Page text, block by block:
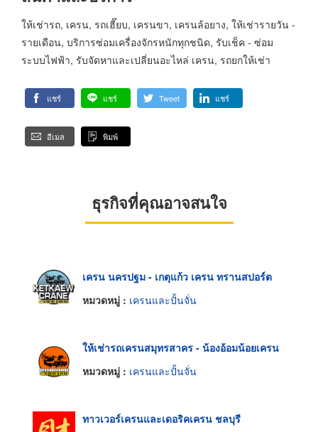
ให้เช่ารถ, เครน, รถเฮี๊ยบ, เครนขา, เครนล้อยาง, ให้เช่ารายวัน -
รายเดือน, บริการซ่อมเครื่องจักรหนักทุกชนิด, รับเช็ค - ซ่อม
ระบบไฟฟ้า, รับจัดหาและเปลี่ยนอะไหล่ เครน, รถยกให้เช่า
แชร์ แชร์ Tweet แชร์
อีเมล พิมพ์
ธุรกิจที่คุณอาจสนใจ
เครน นครปฐม - เกตุแก้ว เครน ทรานสปอร์ต
หมวดหมู่ : เครนและปั้นจั่น
ให้เช่ารถเครนสมุทรสาคร - น้องอ้อมน้อยเครน
หมวดหมู่ : เครนและปั้นจั่น
ทาวเวอร์เครนและเดอริคเครน ชลบุรี